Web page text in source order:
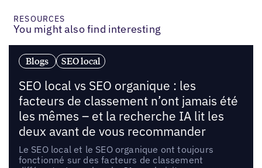
RESOURCES
You might also find interesting
Blogs SEO local
SEO local vs SEO organique : les
facteurs de classement n’ont jamais été
les mêmes – et la recherche IA lit les
deux avant de vous recommander
Le SEO local et le SEO organique ont toujours
fonctionné sur des facteurs de classement